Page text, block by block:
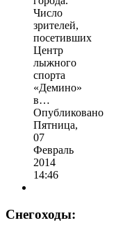
Число
зрителей,
посетивших
Центр
лыжного
спорта
«Демино»
в…
Опубликовано
Пятница,
07
Февраль
2014
14:46
Снегоходы: